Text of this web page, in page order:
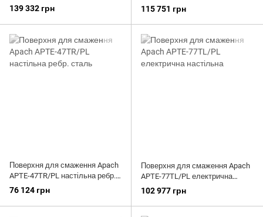
139 332 грн
сталь
115 751 грн
Поверхня для смаження Apach
APTE-47TR/PL настільна ребр.
сталь
76 124 грн
Поверхня для смаження Apach
APTE-77TL/PL електрична
настільна
102 977 грн